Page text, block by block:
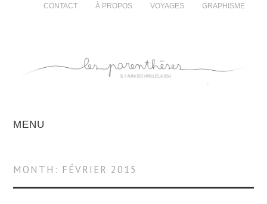
GRAPHISME
VOYAGES
À PROPOS
CONTACT
MENU
MONTH: FÉVRIER 2015